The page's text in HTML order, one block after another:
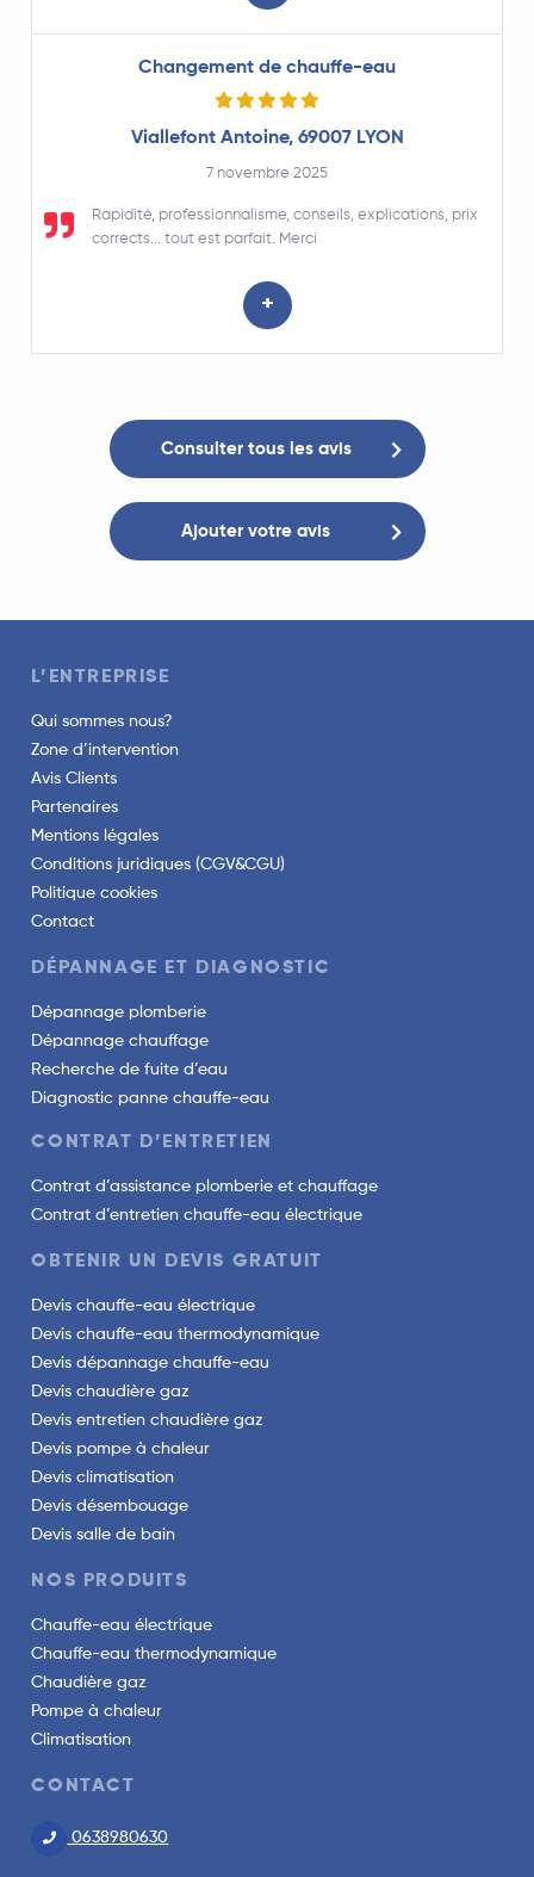
Changement de chauffe-eau
Viallefont Antoine, 69007 LYON
7 novembre 2025
Rapidité, professionnalisme, conseils, explications, prix
corrects... tout est parfait. Merci
+
Consulter tous les avis
Ajouter votre avis
L’ENTREPRISE
Qui sommes nous?
Zone d’intervention
Avis Clients
Partenaires
Mentions légales
Conditions juridiques (CGV&CGU)
Politique cookies
Contact
DÉPANNAGE ET DIAGNOSTIC
Dépannage plomberie
Dépannage chauffage
Recherche de fuite d’eau
Diagnostic panne chauffe-eau
CONTRAT D’ENTRETIEN
Contrat d’assistance plomberie et chauffage
Contrat d’entretien chauffe-eau électrique
OBTENIR UN DEVIS GRATUIT
Devis chauffe-eau électrique
Devis chauffe-eau thermodynamique
Devis dépannage chauffe-eau
Devis chaudière gaz
Devis entretien chaudière gaz
Devis pompe à chaleur
Devis climatisation
Devis désembouage
Devis salle de bain
NOS PRODUITS
Chauffe-eau électrique
Chauffe-eau thermodynamique
Chaudière gaz
Pompe à chaleur
Climatisation
CONTACT
0638980630